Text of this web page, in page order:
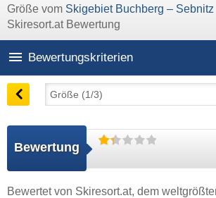
Größe vom Skigebiet Buchberg – Sebnitz
Skiresort.at Bewertung
Bewertungskriterien
Bewertung
Bewertet von Skiresort.at, dem